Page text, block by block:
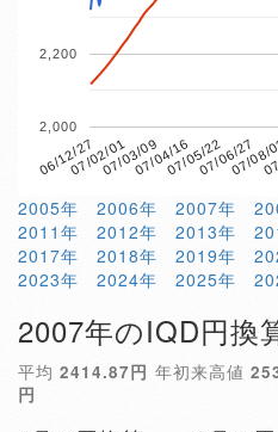
06/12/2707/02/0107/03/0907/04/1607/05/2207/06/27
07/08/
2,000
2,200
2005年 2006年 2007年
2011年
2012年 2013年
2017年
2018年 2019年
2023年
2024年 2025年
2007年のIQD円換
平均 2414.87円 年初来高値
円